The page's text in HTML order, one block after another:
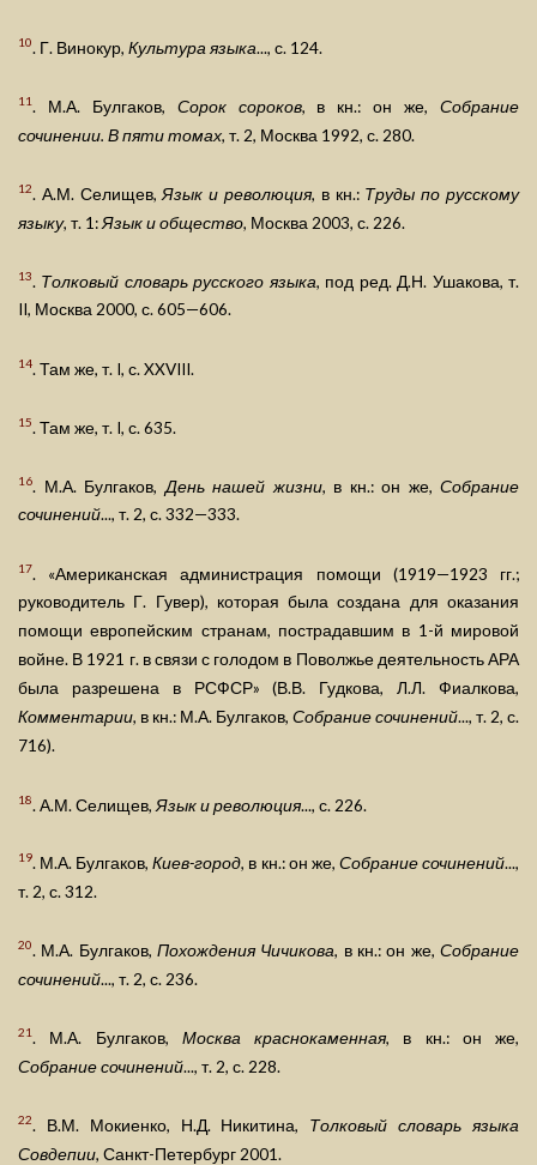
10. Г. Винокур, Культура языка..., с. 124.
11. М.А. Булгаков, Сорок сороков, в кн.: он же,Собрание
сочинении. В пяти томах, т. 2, Москва 1992, с. 280.
12. А.М. Селищев,Язык и революция, в кн.: Труды по русскому
языку, т. 1:Язык и общество, Москва 2003, с. 226.
13. Толковый словарь русского языка, под ред. Д.Н. Ушакова, т.
II, Москва 2000, с. 605—606.
14. Там же, т. I, с. XXVIII.
15. Там же, т. I, с. 635.
16. М.А. Булгаков, День нашей жизни, в кн.: он же, Собрание
сочинений..., т. 2, с. 332—333.
17
. «Американская администрация помощи (1919—1923 гг.;
руководитель Г. Гувер), которая была создана для оказания
помощи европейским странам, пострадавшим в 1-й мировой
войне. В 1921 г. в связи с голодом в Поволжье деятельность АРА
была разрешена в РСФСР» (В.В. Гудкова, Л.Л. Фиалкова,
Комментарии, в кн.: М.А. Булгаков, Собрание сочинений..., т. 2, с.
716).
18 . А.М. Селищев, Язык и революция ..., с. 226.
19. М.А. Булгаков,Киев-город, в кн.: он же, Собрание сочинений...,
т. 2, с. 312.
20. М.А. Булгаков, Похождения Чичикова, в кн.: он же,Собрание
сочинений..., т. 2, с. 236.
21. М.А. Булгаков, Москва краснокаменная, в кн.: он же,
Собрание сочинений..., т. 2, с. 228.
22. В.М. Мокиенко, Н.Д. Никитина, Толковый словарь языка
Совдепии, Санкт-Петербург 2001.